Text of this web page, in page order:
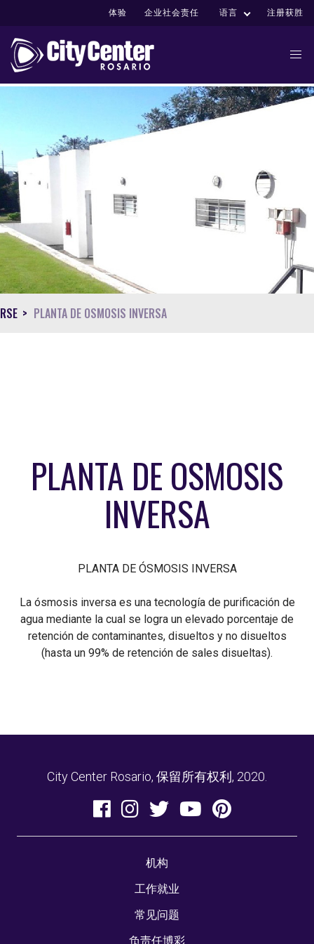
体验 企业社会责任 语言 注册获胜
RSE PLANTA DE OSMOSIS INVERSA
PLANTA DE OSMOSIS
INVERSA
PLANTA DE ÓSMOSIS INVERSA
La ósmosis inversa es una tecnología de purificación de
agua mediante la cual se logra un elevado porcentaje de
retención de contaminantes, disueltos y no disueltos
(hasta un 99% de retención de sales disueltas).
City Center Rosario, 保留所有权利, 2020.
机构
工作就业
常见问题
负责任博彩